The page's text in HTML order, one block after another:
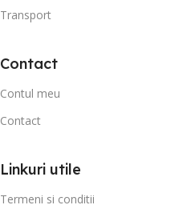
Transport
Contact
Contul meu
Contact
Linkuri utile
Termeni si conditii